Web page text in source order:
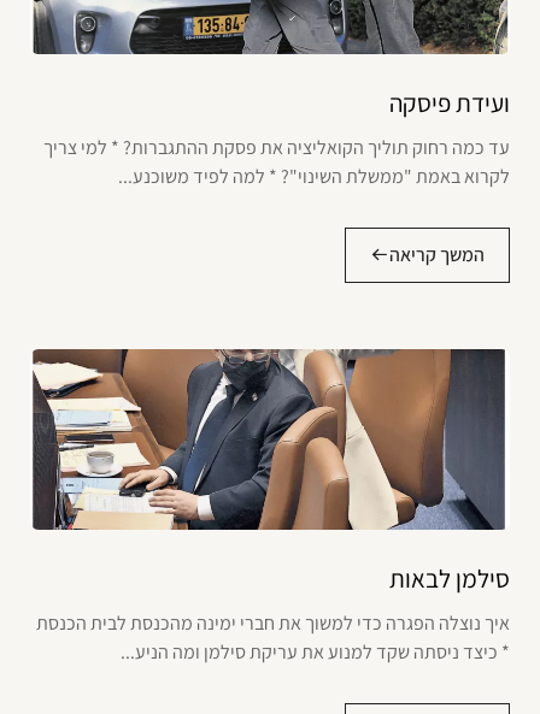
ועידת פיסקה
עד כמה רחוק תוליך הקואליציה את פסקת ההתגברות? * למי צריך
לקרוא באמת "ממשלת השינוי"? * למה לפיד משוכנע...
המשך קריאה
סילמן לבאות
איך נוצלה הפגרה כדי למשוך את חברי ימינה מהכנסת לבית הכנסת
* כיצד ניסתה שקד למנוע את עריקת סילמן ומה הניע...